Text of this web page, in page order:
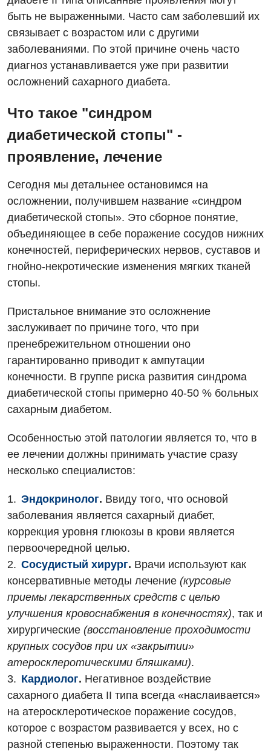
Мероприятия БПР
Интернатура
Бесплатные операции
Программа лояльности
Отзывы
Видео
Диагностика
Ангиографические исследования
Диагностическое отделение
Магнитно-резонансная томография
Маммография
Нейросонография
Рентгенография
УЗИ
Эндоскопическое отделение
Для взрослых
Акушерство и гинекология
Аллергология, иммунология
Андрология
Бесплатные услуги
Вакцинация
Гастроэнтерология
Гинекологическое отделение
Дерматовенерология
Дневной стационар
Кардиология
Гинекологическое отделение
Диагностическое отделение
Онкологическое отделение
Отдел госпитализации
Отделение интенсивной терапии
Офтальмологическое отделение
Педиатрическое отделение
Скорая медицинская помощь
Травматологическое отделение
Урологическое отделение
Хирургическое отделение
Эндоскопическое отделение
Декларирование
Лечение острого инфаркта
Украинский
Русский
быть не выраженными. Часто сам заболевший их
связывает с возрастом или с другими
заболеваниями. По этой причине очень часто
диагноз устанавливается уже при развитии
осложнений сахарного диабета.
Что такое "синдром
диабетической стопы" -
проявление, лечение
Сегодня мы детальнее остановимся на
осложнении, получившем название «синдром
диабетической стопы». Это сборное понятие,
объединяющее в себе поражение сосудов нижних
конечностей, периферических нервов, суставов и
гнойно-некротические изменения мягких тканей
стопы.
Пристальное внимание это осложнение
заслуживает по причине того, что при
пренебрежительном отношении оно
гарантированно приводит к ампутации
конечности. В группе риска развития синдрома
диабетической стопы примерно 40-50 % больных
сахарным диабетом.
Особенностью этой патологии является то, что в
ее лечении должны принимать участие сразу
несколько специалистов:
Эндокринолог. Ввиду того, что основой
заболевания является сахарный диабет,
коррекция уровня глюкозы в крови является
первоочередной целью.
Сосудистый хирург. Врачи используют как
консервативные методы лечение (курсовые
приемы лекарственных средств с целью
улучшения кровоснабжения в конечностях), так и
хирургические (восстановление проходимости
крупных сосудов при их «закрытии»
атеросклеротическими бляшками).
Кардиолог. Негативное воздействие
сахарного диабета ІІ типа всегда «наслаивается»
на атеросклеротическое поражение сосудов,
которое с возрастом развивается у всех, но с
разной степенью выраженности. Поэтому так